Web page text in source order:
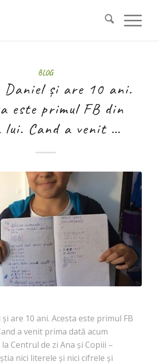
BLOG
Daniel și are 10 ani.
este primul FB din
lui. Cand a venit …
are 10 ani. Acesta este primul FB
a venit prima dată acum
Centrul de zi Ana și Copiii –
nici literele și nici cifrele și